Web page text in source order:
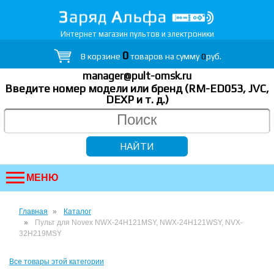
Интернет магазин пультов и электроники
В корзине 0товаров на сумму0руб.
manager@pult-omsk.ru
Введите номер модели или бренд (RM-ED053, JVC,
DEXP и т. д.)
МЕНЮ
Главная
Каталог
Пульт для Novex NWX-24H121MSY, NWX-24H121WSY, NVX-
32H219MSY
Все товары этой категории